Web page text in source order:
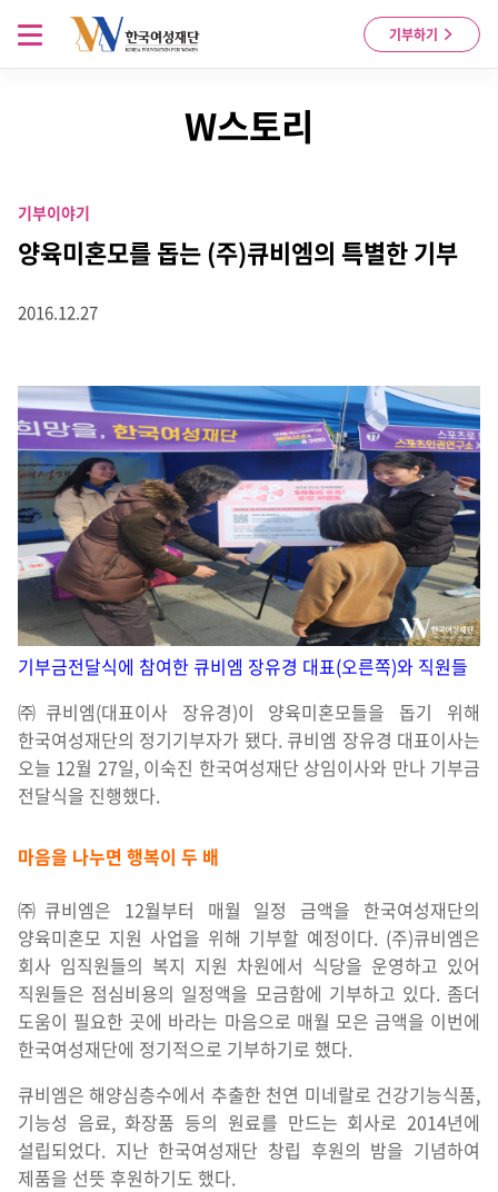
Skip to content
기부하기
메뉴 열기
W스토리
기부이야기
양육미혼모를 돕는 (주)큐비엠의 특별한 기부
2016.12.27
기부금전달식에 참여한 큐비엠 장유경 대표(오른쪽)와 직원들
㈜큐비엠(대표이사 장유경)이 양육미혼모들을 돕기 위해
한국여성재단의 정기기부자가 됐다. 큐비엠 장유경 대표이사는
오늘 12월 27일, 이숙진 한국여성재단 상임이사와 만나 기부금
전달식을 진행했다.
마음을 나누면 행복이 두 배
㈜큐비엠은 12월부터 매월 일정 금액을 한국여성재단의
양육미혼모 지원 사업을 위해 기부할 예정이다. (주)큐비엠은
회사 임직원들의 복지 지원 차원에서 식당을 운영하고 있어
직원들은 점심비용의 일정액을 모금함에 기부하고 있다. 좀더
도움이 필요한 곳에 바라는 마음으로 매월 모은 금액을 이번에
한국여성재단에 정기적으로 기부하기로 했다.
큐비엠은 해양심층수에서 추출한 천연 미네랄로 건강기능식품,
기능성 음료, 화장품 등의 원료를 만드는 회사로 2014년에
설립되었다. 지난 한국여성재단 창립 후원의 밤을 기념하여
제품을 선뜻 후원하기도 했다.